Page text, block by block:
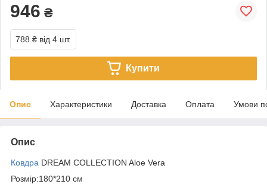
946 ₴
788 ₴ від 4 шт.
Купити
Опис Характеристики Доставка Оплата Умови
Опис
Ковдра DREAM COLLECTION Aloe Vera
Розмір:180*210 см